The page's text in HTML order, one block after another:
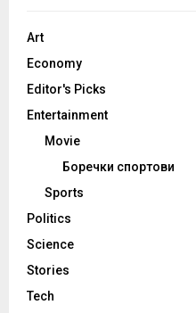
Art
Economy
Editor's Picks
Entertainment
Movie
Боречки спортови
Sports
Politics
Science
Stories
Tech